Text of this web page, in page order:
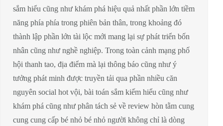
sắm hiểu cũng như khám phá hiệu quả nhất phần lớn tiềm
năng phía phía trong phiên bản thân, trong khoảng đó
thành lập phần lớn tài lộc mới mang lại sự phát triển bốn
nhân cũng như nghề nghiệp. Trong toàn cảnh mạng phố
hội thanh tao, địa điểm mà lại thông báo cũng như ý
tưởng phát minh được truyền tải qua phần nhiều căn
nguyên social hot vội, bài toán sắm kiếm hiểu cũng như
khám phá cũng như phân tách sẻ về review hòn tằm cung
cung cung cấp bé nhỏ bé nhỏ người không chỉ là dòng